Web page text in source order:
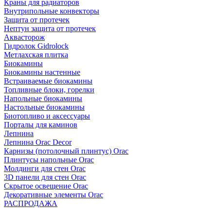
Краны для радиаторов
Внутрипольные конвекторы
Защита от протечек
Нептун защита от протечек
Аквасторож
Гидролок Gidrolock
Метлахская плитка
Биокамины
Биокамины настенные
Встраиваемые биокамины
Топливные блоки, горелки
Напольные биокамины
Настольные биокамины
Биотопливо и аксессуары
Порталы для каминов
Лепнина
Лепнина Orac Decor
Карнизы (потолочный плинтус) Orac
Плинтусы напольные Orac
Молдинги для стен Orac
3D панели для стен Orac
Скрытое освещение Orac
Декоративные элементы Orac
РАСПРОДАЖА